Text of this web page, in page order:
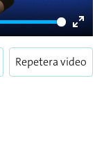
Enter
Repetera video